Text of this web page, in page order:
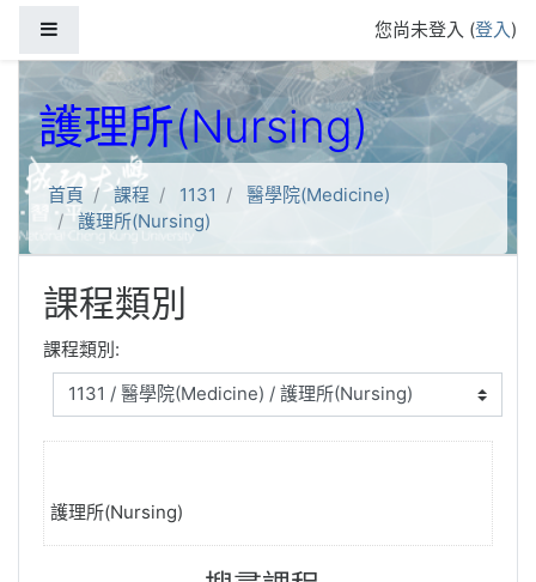
您尚未登入 (登入)
護理所(Nursing)
首頁 課程 1131
醫學院(Medicine)
護理所(Nursing)
課程類別
課程類別:
護理所(Nursing)